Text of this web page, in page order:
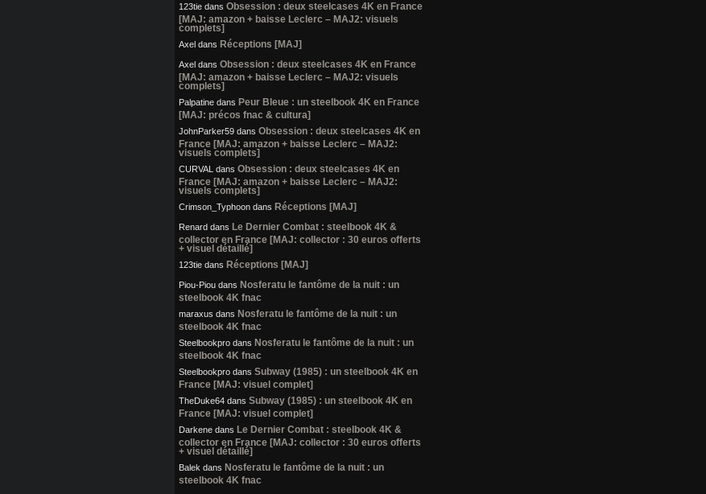
123tie dans Obsession : deux steelcases 4K en France
[MAJ: amazon + baisse Leclerc – MAJ2: visuels
complets]
Axel dans Réceptions [MAJ]
Axel dans Obsession : deux steelcases 4K en France
[MAJ: amazon + baisse Leclerc – MAJ2: visuels
complets]
Palpatine dans Peur Bleue : un steelbook 4K en France
[MAJ: précos fnac & cultura]
JohnParker59 dans Obsession : deux steelcases 4K en
France [MAJ: amazon + baisse Leclerc – MAJ2:
visuels complets]
CURVAL dans Obsession : deux steelcases 4K en
France [MAJ: amazon + baisse Leclerc – MAJ2:
visuels complets]
Crimson_Typhoon dans Réceptions [MAJ]
Renard dans Le Dernier Combat : steelbook 4K &
collector en France [MAJ: collector : 30 euros offerts
+ visuel détaillé]
123tie dans Réceptions [MAJ]
Piou-Piou dans Nosferatu le fantôme de la nuit : un
steelbook 4K fnac
maraxus dans Nosferatu le fantôme de la nuit : un
steelbook 4K fnac
Steelbookpro dans Nosferatu le fantôme de la nuit : un
steelbook 4K fnac
Steelbookpro dans Subway (1985) : un steelbook 4K en
France [MAJ: visuel complet]
TheDuke64 dans Subway (1985) : un steelbook 4K en
France [MAJ: visuel complet]
Darkene dans Le Dernier Combat : steelbook 4K &
collector en France [MAJ: collector : 30 euros offerts
+ visuel détaillé]
Balek dans Nosferatu le fantôme de la nuit : un
steelbook 4K fnac